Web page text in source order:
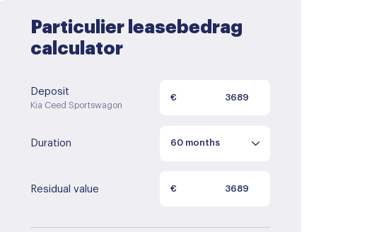
Particulier leasebedrag
calculator
Deposit
Kia Ceed Sportswagon
€
Duration
Residual value €